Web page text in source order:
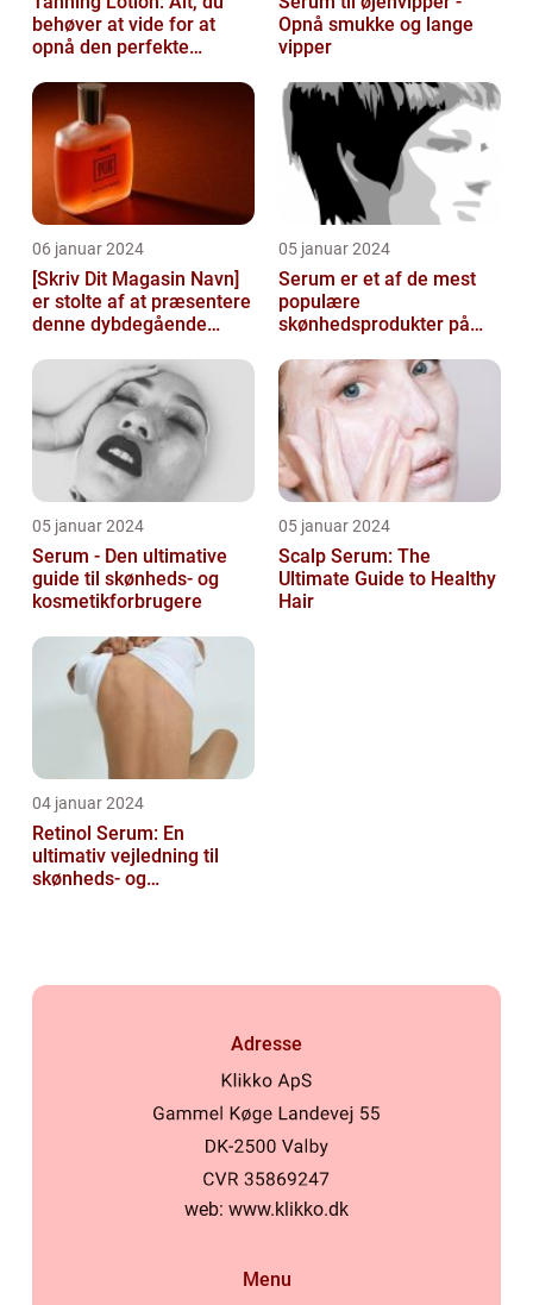
behøver at vide for at
opnå den perfekte
Opnå smukke og lange
vipper
06 januar 2024
[Skriv Dit Magasin Navn]
er stolte af at præsentere
denne dybdegående
05 januar 2024
Serum er et af de mest
populære
skønhedsprodukter på
ansigt er en vigtig de...
05 januar 2024
Serum - Den ultimative
guide til skønheds- og
kosmetikforbrugere
05 januar 2024
Scalp Serum: The
Ultimate Guide to Healthy
Hair
04 januar 2024
Retinol Serum: En
ultimativ vejledning til
skønheds- og
Adresse
web: www.klikko.dk
Menu